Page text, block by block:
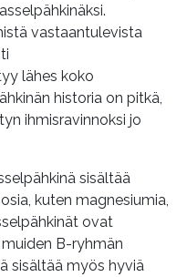
vastaantulevista
lähes koko
historia on pitkä,
ihmisravinnoksi jo
sisältää
kuten magnesiumia,
ovat
B-ryhmän
sisältää myös hyviä